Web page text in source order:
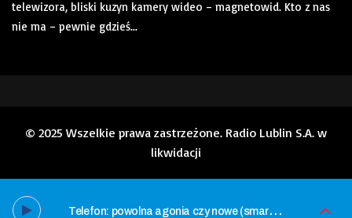
telewizora, bliski kuzyn kamery wideo – magnetowid. Kto z nas
nie ma – pewnie gdzieś...
© 2025 Wszelkie prawa zastrzeżone. Radio Lublin S.A. w
likwidacji
T
elefon: powolna agonia czy nowe (smart)życie? | Cyberiada